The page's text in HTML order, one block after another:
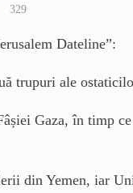
329
Dateline”:
trupuri ale
Gaza, în timp
din Yemen, iar